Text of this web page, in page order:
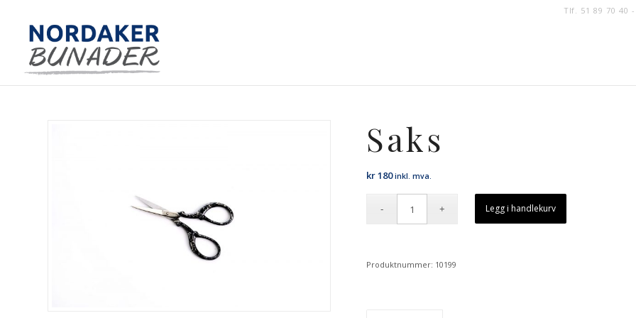
Tlf. 51 89 70 40
Saks
kr180 inkl. mva.
Legg i handlekurv
Produktnummer: 10199